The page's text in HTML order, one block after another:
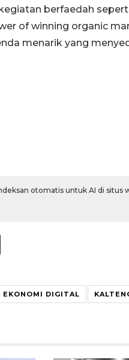
berfaedah
of winning organic
menarik yang
otomatis untuk AI di situs
EKONOMI DIGITAL